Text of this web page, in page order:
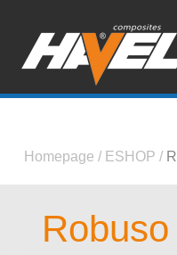
Homepage / ESHOP /